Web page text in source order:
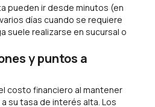
pueden ir desde minutos (en
días cuando se requiere
suele realizarse en sucursal o
y puntos a
costo financiero al mantener
su tasa de interés alta. Los